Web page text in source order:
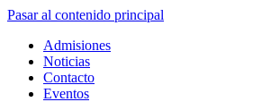
Pasar al contenido principal
Admisiones
Noticias
Contacto
Eventos